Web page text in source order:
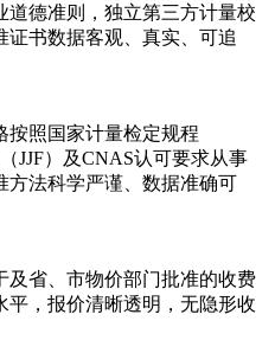
道德准则，独立第三方计量校
证书数据客观、真实、可追
按照国家计量检定规程
JJF）及CNAS认可要求从事
方法科学严谨、数据准确可
及省、市物价部门批准的收费
平，报价清晰透明，无隐形收